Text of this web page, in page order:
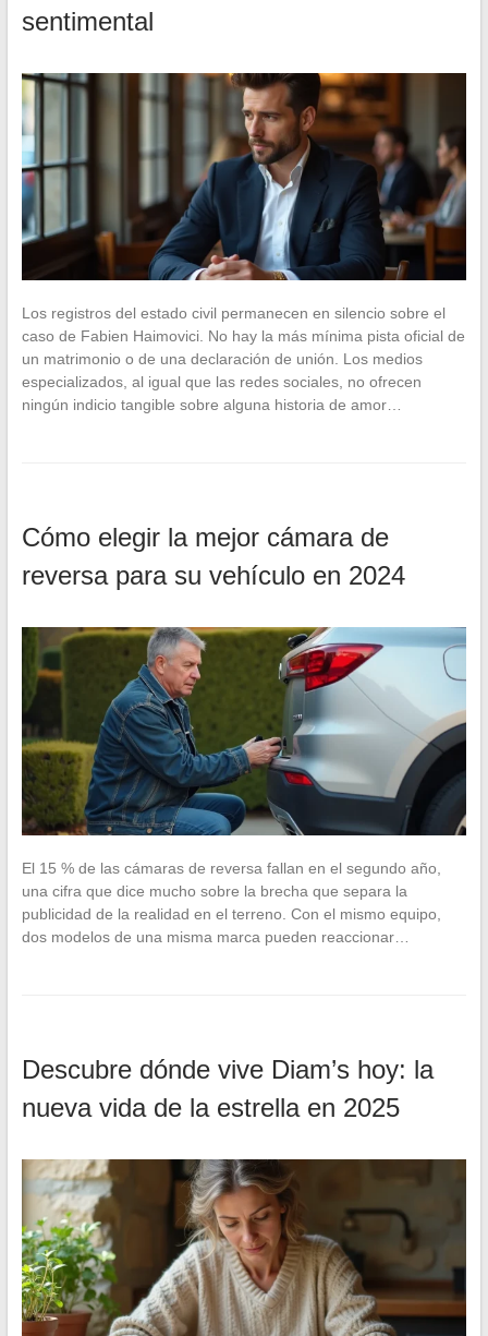
sentimental
Los registros del estado civil permanecen en silencio sobre el
caso de Fabien Haimovici. No hay la más mínima pista oficial de
un matrimonio o de una declaración de unión. Los medios
especializados, al igual que las redes sociales, no ofrecen
ningún indicio tangible sobre alguna historia de amor…
Cómo elegir la mejor cámara de
reversa para su vehículo en 2024
El 15 % de las cámaras de reversa fallan en el segundo año,
una cifra que dice mucho sobre la brecha que separa la
publicidad de la realidad en el terreno. Con el mismo equipo,
dos modelos de una misma marca pueden reaccionar…
Descubre dónde vive Diam’s hoy: la
nueva vida de la estrella en 2025